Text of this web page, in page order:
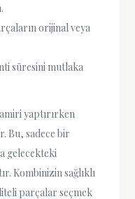
orijinal veya
süresini mutlaka
yaptırırken
Bu, sadece bir
gelecekteki
Kombinizin sağlıklı
parçalar seçmek